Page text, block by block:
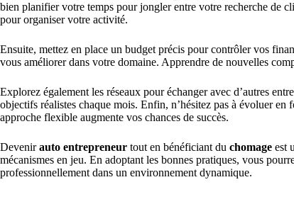
bien planifier votre temps pour jongler entre votre recherche de
pour organiser votre activité.
Ensuite, mettez en place un budget précis pour contrôler vos
vous améliorer dans votre domaine. Apprendre de nouvelles
Explorez également les réseaux pour échanger avec d’autres
objectifs réalistes chaque mois. Enfin, n’hésitez pas à évoluer
approche flexible augmente vos chances de succès.
Devenirauto entrepreneur tout en bénéficiant du chomage est
mécanismes en jeu. En adoptant les bonnes pratiques, vous
professionnellement dans un environnement dynamique.